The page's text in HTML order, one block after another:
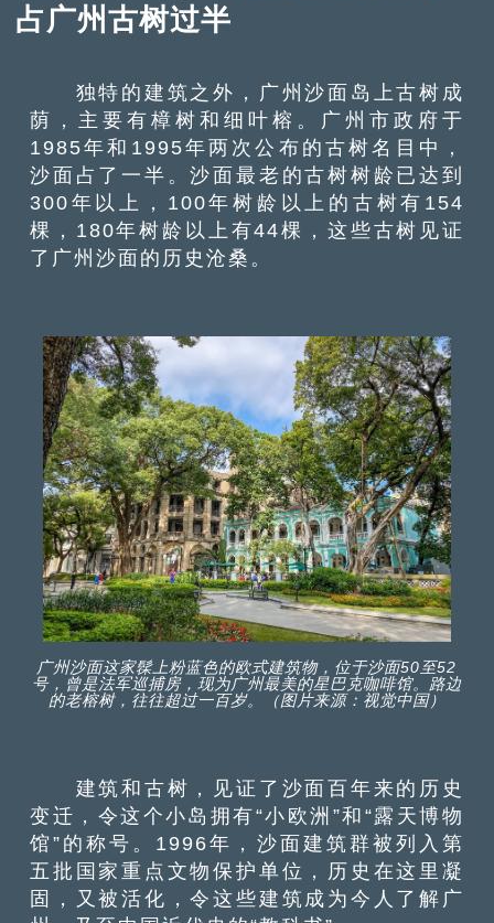
占广州古树过半
独特的建筑之外，广州沙面岛上古树成
荫，主要有樟树和细叶榕。广州市政府于
1985年和1995年两次公布的古树名目中，
沙面占了一半。沙面最老的古树树龄已达到
300年以上，100年树龄以上的古树有154
棵，180年树龄以上有44棵，这些古树见证
了广州沙面的历史沧桑。
广州沙面这家髹上粉蓝色的欧式建筑物，位于沙面50至52
号，曾是法军巡捕房，现为广州最美的星巴克咖啡馆。路边
的老榕树，往往超过一百岁。（图片来源：视觉中国）
建筑和古树，见证了沙面百年来的历史
变迁，令这个小岛拥有“小欧洲”和“露天博物
馆”的称号。1996年，沙面建筑群被列入第
五批国家重点文物保护单位，历史在这里凝
固，又被活化，令这些建筑成为今人了解广